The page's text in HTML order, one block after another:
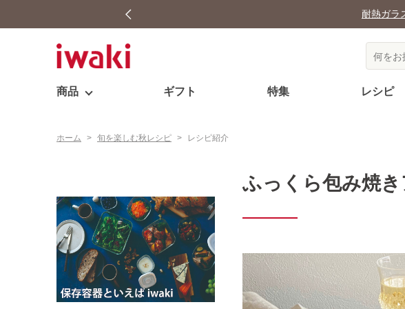
耐熱ガラ
商品 ギフト 特集 レシピ
ホーム > 旬を楽しむ秋レシピ > レシピ紹介
ふっくら包み焼